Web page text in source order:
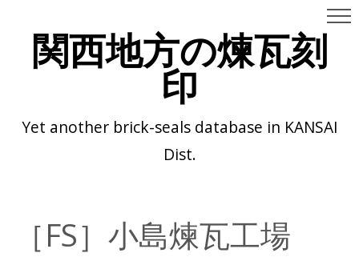
関西地方の煉瓦刻
印
Yet another brick-seals database in KANSAI
Dist.
［FS］小島煉瓦工場